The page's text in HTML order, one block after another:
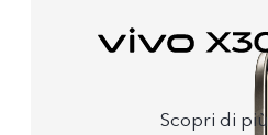
Scopri di più